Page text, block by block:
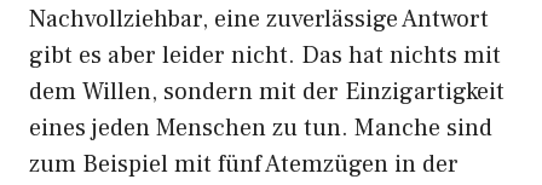
Nachvollziehbar, eine zuverlässige Antwort
gibt es aber leider nicht. Das hat nichts mit
dem Willen, sondern mit der Einzigartigkeit
eines jeden Menschen zu tun. Manche sind
zum Beispiel mit fünf Atemzügen in der